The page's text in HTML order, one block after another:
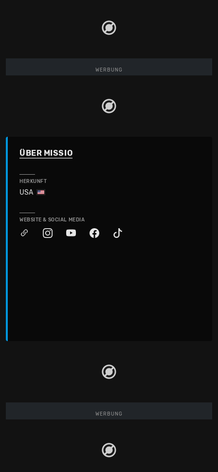
WERBUNG
ÜBER MISSIO
HERKUNFT
USA
WEBSITE & SOCIAL MEDIA
WERBUNG